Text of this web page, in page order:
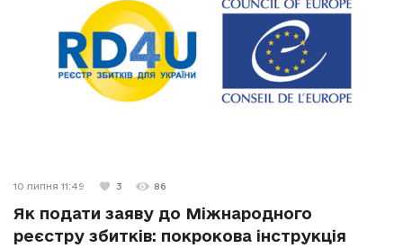
10 липня 11:49 3 86
Як подати заяву до Міжнародного
реєстру збитків: покрокова інструкція